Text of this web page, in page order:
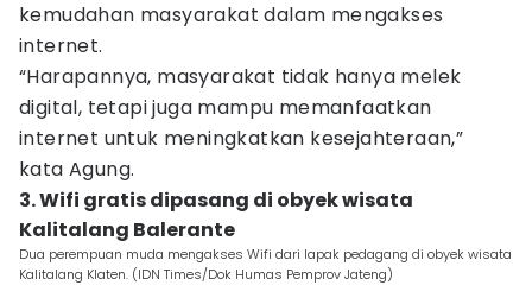
kemudahan masyarakat dalam mengakses
internet.
“Harapannya, masyarakat tidak hanya melek
digital, tetapi juga mampu memanfaatkan
internet untuk meningkatkan kesejahteraan,”
kata Agung.
3. Wifi gratis dipasang di obyek wisata
Kalitalang Balerante
Dua perempuan muda mengakses Wifi dari lapak pedagang di obyek wisata
Kalitalang Klaten. (IDN Times/Dok Humas Pemprov Jateng)